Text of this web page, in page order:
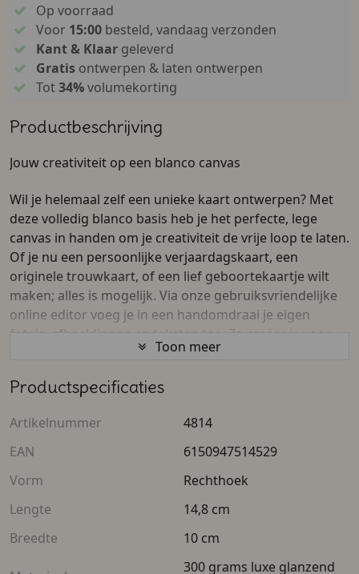
Op voorraad
Voor 15:00besteld, vandaag verzonden
Kant & Klaargeleverd
Gratisontwerpen & laten ontwerpen
Tot34%volumekorting
Productbeschrijving
Jouw creativiteit op een blanco canvas
Wil je helemaal zelf een unieke kaart ontwerpen? Met
deze volledig blanco basis heb je het perfecte, lege
canvas in handen om je creativiteit de vrije loop te laten.
Of je nu een persoonlijke verjaardagskaart, een
originele trouwkaart, of een lief geboortekaartje wilt
maken; alles is mogelijk. Via onze gebruiksvriendelijke
online editor voeg je in een handomdraai je eigen
foto's, afbeeldingen en teksten toe. Zo creëer je voor
elke gelegenheid, van feestelijke uitnodigingen tot
ogen hebt.
Jouw eigen ontwerp verdient natuurlijk de beste
haarscherp in full-color afgedrukt, zodat de kleuren
echt van het papier spatten.
Formaat:
Materiaal:
Stevig 300 grams luxe glanzend papier
Toon meer
Productspecificaties
Artikelnummer
4814
EAN
6150947514529
Vorm
Rechthoek
Lengte
14,8 cm
Breedte
10 cm
300 grams luxe glanzend